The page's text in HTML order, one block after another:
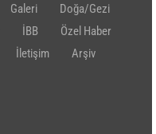
Galeri
Doğa/Gezi
İBB
Özel Haber
İletişim
Arşiv